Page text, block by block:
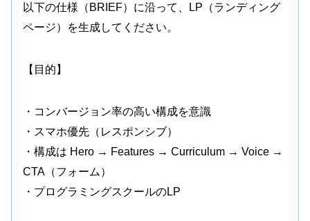
以下の仕様（BRIEF）に沿って、LP（ランディング
ページ）を生成してください。
【目的】
・コンバージョン率の高い構成を意識
・スマホ優先（レスポンシブ）
・構成は Hero → Features → Curriculum → Voice →
CTA（フォーム）
・プログラミングスクールのLP